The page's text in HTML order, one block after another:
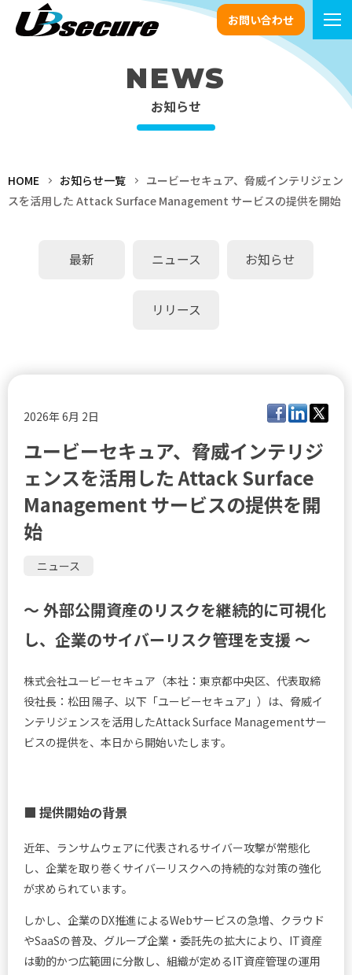
お問い合わせ
NEWS
お知らせ
HOME お知らせ一覧
ユービーセキュア、脅威インテリジェン
スを活用した Attack Surface Management サービスの提供を開始
最新 ニュース お知らせ
リリース
2026年 6月 2日
ユービーセキュア、脅威インテリジ
ェンスを活用した Attack Surface
Management サービスの提供を開
始
ニュース
～ 外部公開資産のリスクを継続的に可視化
し、企業のサイバーリスク管理を支援 ～
株式会社ユービーセキュア（本社：東京都中央区、代表取締
役社長：松田 陽子、以下「ユービーセキュア」）は、脅威イ
ンテリジェンスを活用したAttack Surface Managementサー
ビスの提供を、本日から開始いたします。
■ 提供開始の背景
近年、ランサムウェアに代表されるサイバー攻撃が常態化
し、企業を取り巻くサイバーリスクへの持続的な対策の強化
が求められています。
しかし、企業のDX推進によるWebサービスの急増、クラウド
やSaaSの普及、グループ企業・委託先の拡大により、IT資産
は動的かつ広範囲に分散し、組織が定めるIT資産管理の運用